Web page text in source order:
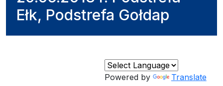
Ełk, Podstrefa Gołdap
Powered by
Translate